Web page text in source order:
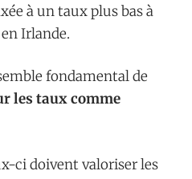
à un taux plus bas à
Irlande.
fondamental de
les taux comme
ci doivent valoriser les